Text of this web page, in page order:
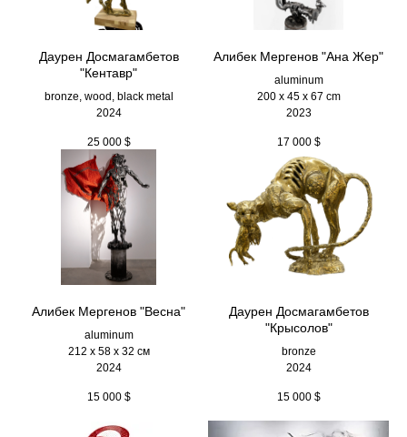
Даурен Досмагамбетов
"Кентавр"
bronze, wood, black metal
2024
25 000 $
Алибек Мергенов "Ана Жер"
aluminum
200 х 45 х 67 cm
2023
17 000 $
Алибек Мергенов "Весна"
aluminum
212 х 58 х 32 см
2024
15 000 $
Даурен Досмагамбетов
"Крысолов"
bronze
2024
15 000 $